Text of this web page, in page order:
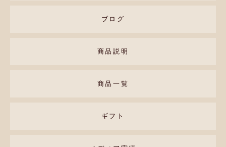
ブログ
商品説明
商品一覧
ギフト